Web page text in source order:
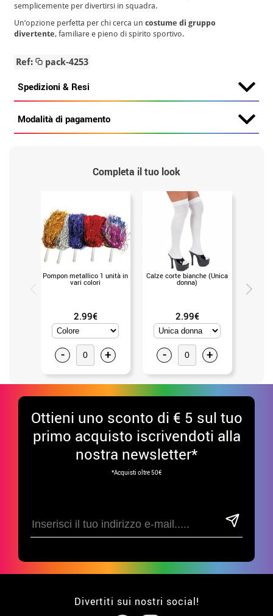
semplicemente per divertirsi in squadra.
Un’opzione perfetta per chi cerca uncostume di gruppo
divertente, familiare e pieno di spirito sportivo.
Ref: pack-4253
Spedizioni & Resi
Modalità di pagamento
Completa il tuo look
Pompon metallico 1 unità in
vari colori
2.99€
- +
Calze corte bianche (Unica
donna)
2.99€
- +
Ottieni uno sconto di € 5 sul tuo
primo acquisto iscrivendoti alla
nostra newsletter*
*Acquisti oltre 50€
Divertiti sui nostri social!